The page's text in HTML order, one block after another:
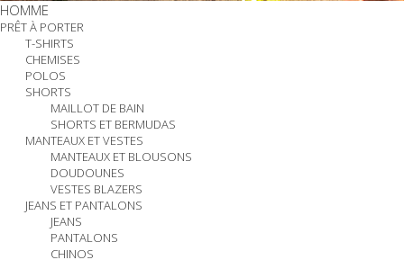
HOMME
PRÊT À PORTER
T-SHIRTS
CHEMISES
POLOS
SHORTS
MAILLOT DE BAIN
SHORTS ET BERMUDAS
MANTEAUX ET VESTES
MANTEAUX ET BLOUSONS
DOUDOUNES
VESTES BLAZERS
JEANS ET PANTALONS
JEANS
PANTALONS
CHINOS